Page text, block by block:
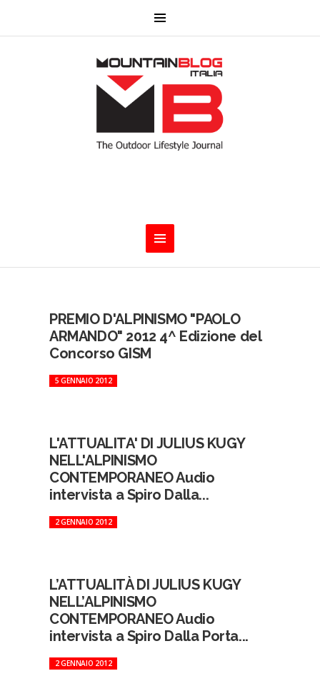
PREMIO D'ALPINISMO "PAOLO
ARMANDO" 2012 4^ Edizione del
Concorso GISM
5 GENNAIO 2012
L'ATTUALITA' DI JULIUS KUGY
NELL'ALPINISMO
CONTEMPORANEO Audio
intervista a Spiro Dalla...
2 GENNAIO 2012
L’ATTUALITÀ DI JULIUS KUGY
NELL’ALPINISMO
CONTEMPORANEO Audio
intervista a Spiro Dalla Porta...
2 GENNAIO 2012